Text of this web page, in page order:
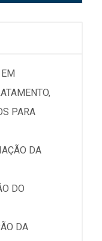
PARA
DA
DO
DA